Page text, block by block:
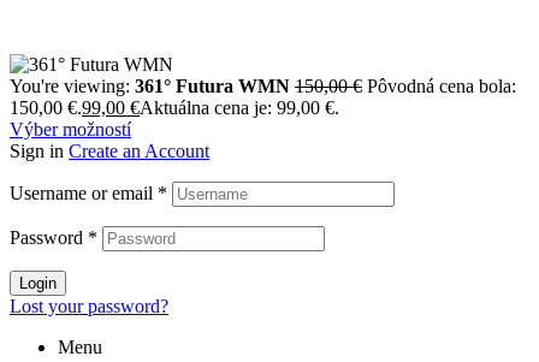
You're viewing: 361° Futura WMN 150,00€ Pôvodná cena bola:
150,00 €.99,00 €Aktuálna cena je: 99,00 €.
Výber možností
Sign in Create an Account
Username or email *
Password *
Login
Lost your password?
Menu